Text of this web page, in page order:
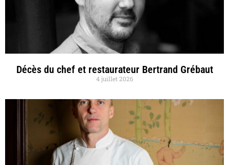
Décès du chef et restaurateur Bertrand Grébaut
4 juillet 2026